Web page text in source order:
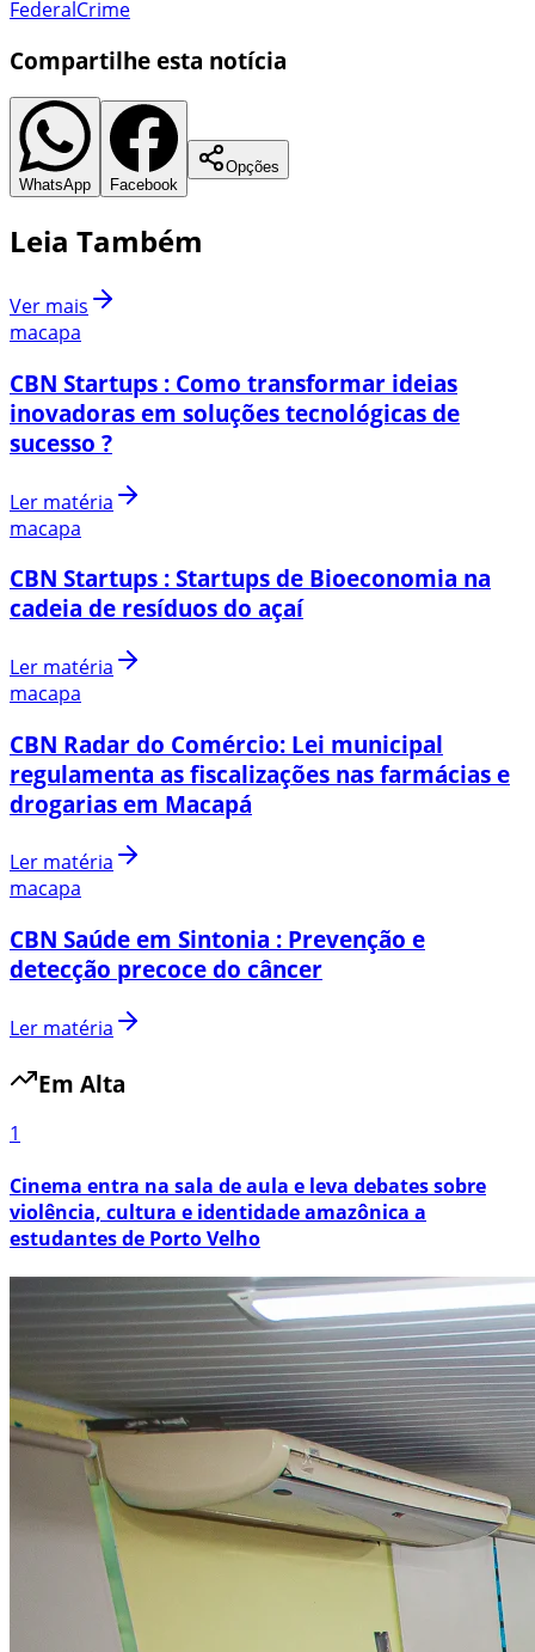
FederalCrime
Compartilhe esta notícia
WhatsApp Facebook
Opções
Leia Também
Ver mais
macapa
CBN Startups : Como transformar ideias
inovadoras em soluções tecnológicas de
sucesso ?
Ler matéria
macapa
CBN Startups : Startups de Bioeconomia na
cadeia de resíduos do açaí
Ler matéria
macapa
CBN Radar do Comércio: Lei municipal
regulamenta as fiscalizações nas farmácias e
drogarias em Macapá
Ler matéria
macapa
CBN Saúde em Sintonia : Prevenção e
detecção precoce do câncer
Ler matéria
Em Alta
1
Cinema entra na sala de aula e leva debates sobre
violência, cultura e identidade amazônica a
estudantes de Porto Velho